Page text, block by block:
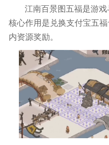
江南百景图五福是游戏
核心作用是兑换支付宝五
内资源奖励。